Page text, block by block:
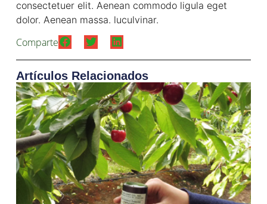
consectetuer elit. Aenean commodo ligula eget
dolor. Aenean massa. luculvinar.
Comparte
Artículos Relacionados